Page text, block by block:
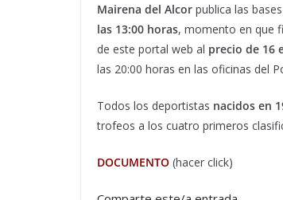
Mairena del Alcor publica las
las 13:00 horas, momento en que
de este portal web al precio de 16
las 20:00 horas en las oficinas del
Todos los deportistas nacidos en
trofeos a los cuatro primeros
DOCUMENTO (hacer click)